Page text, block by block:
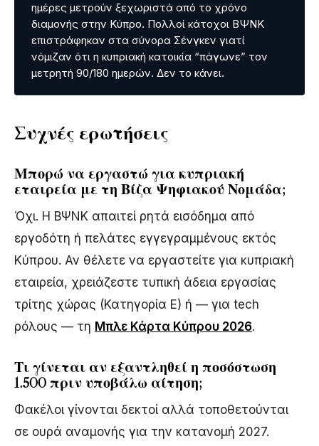
ημέρες μετρούν ξεχωριστά από το χρόνο
διαμονής στην Κύπρο. Πολλοί κάτοχοι ΒΨΝΚ
επιστράφηκαν στα σύνορα Σένγκεν γιατί
νόμιζαν ότι η κυπριακή κατοικία “πάγωνε” τον
μετρητή 90/180 ημερών. Δεν το κάνει.
Συχνές ερωτήσεις
Μπορώ να εργαστώ για κυπριακή
εταιρεία με τη Βίζα Ψηφιακού Νομάδα;
Όχι. Η ΒΨΝΚ απαιτεί ρητά εισόδημα από
εργοδότη ή πελάτες εγγεγραμμένους εκτός
Κύπρου. Αν θέλετε να εργαστείτε για κυπριακή
εταιρεία, χρειάζεστε τυπική άδεια εργασίας
τρίτης χώρας (Κατηγορία Ε) ή — για tech
ρόλους — τη Μπλε Κάρτα Κύπρου 2026.
Τι γίνεται αν εξαντληθεί η ποσόστωση
1.500 πριν υποβάλω αίτηση;
Φακέλοι γίνονται δεκτοί αλλά τοποθετούνται
σε ουρά αναμονής για την κατανομή 2027.